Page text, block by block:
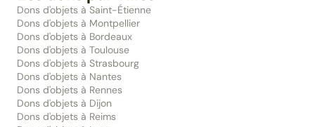
Dons d'objets à Saint-Étienne
Dons d'objets à Montpellier
Dons d'objets à Bordeaux
Dons d'objets à Toulouse
Dons d'objets à Strasbourg
Dons d'objets à Nantes
Dons d'objets à Rennes
Dons d'objets à Dijon
Dons d'objets à Reims